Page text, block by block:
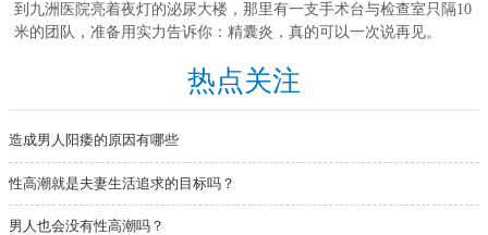
到九洲医院亮着夜灯的泌尿大楼，那里有一支手术台与检查室只隔10
米的团队，准备用实力告诉你：精囊炎，真的可以一次说再见。
热点关注
造成男人阳痿的原因有哪些
性高潮就是夫妻生活追求的目标吗？
男人也会没有性高潮吗？